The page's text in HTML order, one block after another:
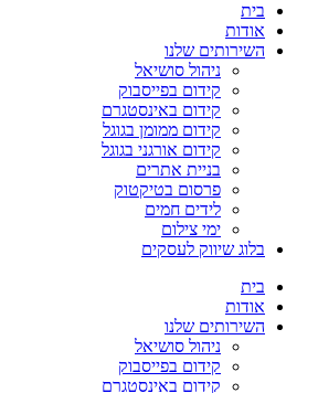
בית
אודות
השירותים שלנו
ניהול סושיאל
קידום בפייסבוק
קידום באינסטגרם
קידום ממומן בגוגל
קידום אורגני בגוגל
בניית אתרים
פרסום בטיקטוק
לידים חמים
ימי צילום
בלוג שיווק לעסקים
בית
אודות
השירותים שלנו
ניהול סושיאל
קידום בפייסבוק
קידום באינסטגרם